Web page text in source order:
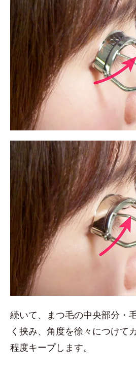
続いて、まつ毛の中央部分・
く挟み、角度を徐々につけて
程度キープします。